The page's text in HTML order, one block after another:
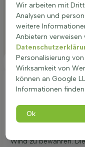
Platzierung
Bewässerung
Düngen
Besonderheiten
Ideale
Standort mit gut
der Sonne als auch
Wind zu bewahren.
Wir arbeiten mit
Analysen und
weitere
Anbietern verweisen
Personalisierung
Wirksamkeit von
können an Google
Informationen finden
Ok